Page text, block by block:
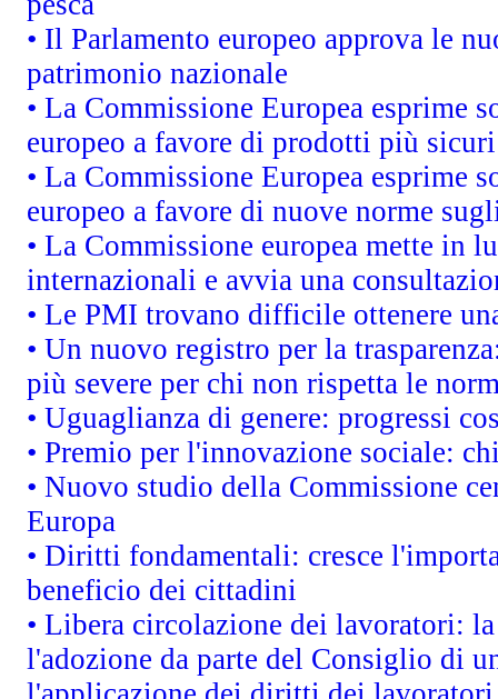
• Il Parlamento europeo approva le
patrimonio nazionale
• La Commissione Europea esprime
europeo a favore di prodotti più
• La Commissione Europea esprime
europeo a favore di nuove norme
• La Commissione europea mette in
internazionali e avvia una
• Le PMI trovano difficile ottenere
• Un nuovo registro per la
più severe per chi non rispetta le
• Uguaglianza di genere: progressi
• Premio per l'innovazione sociale:
• Nuovo studio della Commissione
Europa
• Diritti fondamentali: cresce
beneficio dei cittadini
• Libera circolazione dei lavoratori:
l'adozione da parte del Consiglio di